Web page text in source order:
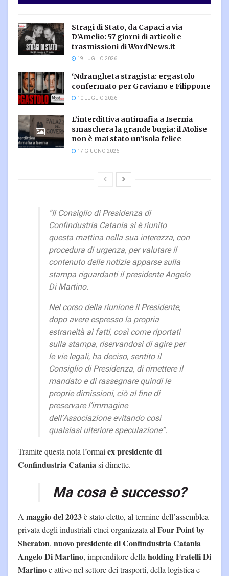
Stragi di Stato, da Capaci a via
D’Amelio: 57 giorni di articoli e
trasmissioni di WordNews.it
19 LUGLIO 2026
‘Ndrangheta stragista: ergastolo
confermato per Graviano e Filippone
10 LUGLIO 2026
L’interdittiva antimafia a Isernia
smaschera la grande bugia: il Molise
non è mai stato un’isola felice
17 GIUGNO 2026
“Il Consiglio di Presidenza di
Confindustria Catania si è riunito
questa mattina nella sua interezza, con
procedura di urgenza, per valutare il
contenuto delle notizie apparse sulla
stampa riguardanti il presidente Angelo
Di Martino.
Nel corso della riunione il Presidente,
dopo avere espresso la propria
estraneità ai fatti, così come riportati
sulla stampa, riservandosi di agire per
le vie legali, ha deciso, sentito il
Consiglio di Presidenza, di rimettere il
mandato e di rassegnare quindi le
proprie dimissioni, ciò al fine di
preservare l’immagine
dell’Associazione evitando così
qualsiasi ulteriore speculazione”.
Tramite questa nota l’ormaiex presidente di
Confindustria Cataniasi dimette.
Ma cosa è successo?
A maggio del 2023è stato eletto, al termine dell’assemblea
privata degli industriali etnei organizzata al Four Point by
Sheraton, nuovo presidente di Confindustria Catania
Angelo Di Martino, imprenditore della holding Fratelli Di
Martinoe attivo nel settore dei trasporti, della logistica e